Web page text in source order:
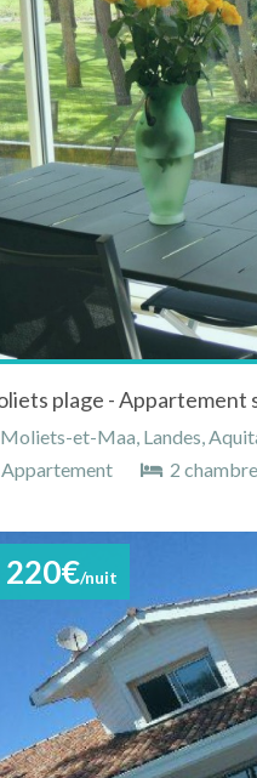
Moliets-et-Maa, Landes,
Appartement
2
220€/nuit